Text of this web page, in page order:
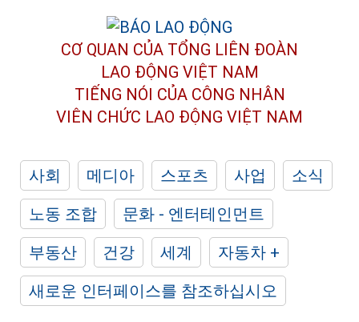
CƠ QUAN CỦA TỔNG LIÊN ĐOÀN
LAO ĐỘNG VIỆT NAM
TIẾNG NÓI CỦA CÔNG NHÂN
VIÊN CHỨC LAO ĐỘNG VIỆT NAM
사회 메디아 스포츠 사업
소식
노동 조합
문화 - 엔터테인먼트
부동산
건강 세계
자동차 +
새로운 인터페이스를 참조하십시오